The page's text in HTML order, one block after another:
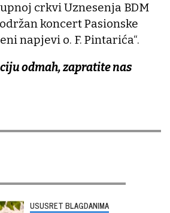
crkvi Uznesenja BDM
koncert Pasionske
napjevi o. F. Pintarića“.
odmah, zapratite nas
USUSRET BLAGDANIMA